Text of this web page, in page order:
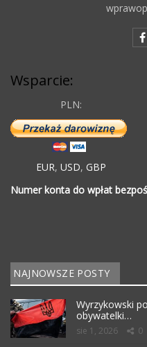
Wsparcie:
PLN:
EUR, USD, GBP
Numer konta do wpłat
NAJNOWSZE POSTY
Wyrzykowski
obywatelki…
sie 1, 2026 0